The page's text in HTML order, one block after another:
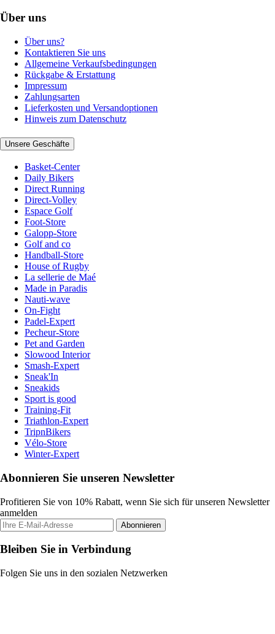
Über uns
Über uns?
Kontaktieren Sie uns
Allgemeine Verkaufsbedingungen
Rückgabe & Erstattung
Impressum
Zahlungsarten
Lieferkosten und Versandoptionen
Hinweis zum Datenschutz
Unsere Geschäfte
Basket-Center
Daily Bikers
Direct Running
Direct-Volley
Espace Golf
Foot-Store
Galopp-Store
Golf and co
Handball-Store
House of Rugby
La sellerie de Maé
Made in Paradis
Nauti-wave
On-Fight
Padel-Expert
Pecheur-Store
Pet and Garden
Slowood Interior
Smash-Expert
Sneak'In
Sneakids
Sport is good
Training-Fit
Triathlon-Expert
TripnBikers
Vélo-Store
Winter-Expert
Abonnieren Sie unseren Newsletter
Profitieren Sie von 10% Rabatt, wenn Sie sich für unseren Newsletter
anmelden
Abonnieren
Bleiben Sie in Verbindung
Folgen Sie uns in den sozialen Netzwerken